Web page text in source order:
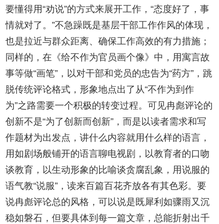
要懂得用“劝说”的方式来展开工作，“态度好了，事
情就对了。”不急躁既是基层干部工作作风的体现，
也是拉近与群众距离、确保工作高效的有力措施；
同样的，在《给不作为官员画个像》中，用寓言故
事等做“画笔”，以对干部和党员的忠告为“药方”，跳
脱传统评论格式，形象地点出了从“不作为到作
为”之路需要一个积极的转变过程。可见冉彪评论的
创新不是“为了创新而创新”，而是以读者需求和写
作题材为出发点，讲什么内容就用什么样的语言，
用如剧场般铺开的语言聊电视剧，以教育者的口吻
谈教育，以生动形象的比喻谈贪腐乱象，用说服的
语气教“说服”，读来百篇百花齐放各有其色彩。要
说冉彪评论总的风格，可以说是既犀利如骤雨又沉
稳如磐石，但要具体到每一篇文章，总能折射出千